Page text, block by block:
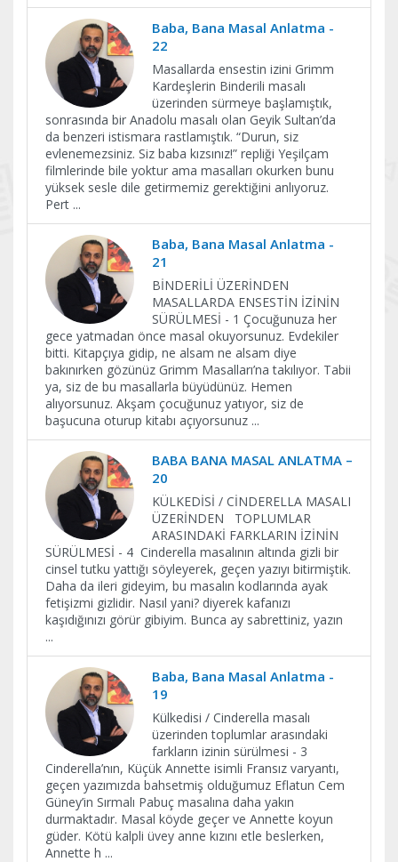
Baba, Bana Masal Anlatma -
22
Masallarda ensestin izini Grimm
Kardeşlerin Binderili masalı
üzerinden sürmeye başlamıştık,
sonrasında bir Anadolu masalı olan Geyik Sultan’da
da benzeri istismara rastlamıştık. “Durun, siz
evlenemezsiniz. Siz baba kızsınız!” repliği Yeşilçam
filmlerinde bile yoktur ama masalları okurken bunu
yüksek sesle dile getirmemiz gerektiğini anlıyoruz.
Pert ...
Baba, Bana Masal Anlatma -
21
BİNDERİLİ ÜZERİNDEN
MASALLARDA ENSESTİN İZİNİN
SÜRÜLMESİ - 1 Çocuğunuza her
gece yatmadan önce masal okuyorsunuz. Evdekiler
bitti. Kitapçıya gidip, ne alsam ne alsam diye
bakınırken gözünüz Grimm Masalları’na takılıyor. Tabii
ya, siz de bu masallarla büyüdünüz. Hemen
alıyorsunuz. Akşam çocuğunuz yatıyor, siz de
başucuna oturup kitabı açıyorsunuz ...
BABA BANA MASAL ANLATMA –
20
KÜLKEDİSİ / CİNDERELLA MASALI
ÜZERİNDEN TOPLUMLAR
ARASINDAKİ FARKLARIN İZİNİN
SÜRÜLMESİ - 4 Cinderella masalının altında gizli bir
cinsel tutku yattığı söyleyerek, geçen yazıyı bitirmiştik.
Daha da ileri gideyim, bu masalın kodlarında ayak
fetişizmi gizlidir. Nasıl yani? diyerek kafanızı
kaşıdığınızı görür gibiyim. Bunca ay sabrettiniz, yazın
...
Baba, Bana Masal Anlatma -
19
Külkedisi / Cinderella masalı
üzerinden toplumlar arasındaki
farkların izinin sürülmesi - 3
Cinderella’nın, Küçük Annette isimli Fransız varyantı,
geçen yazımızda bahsetmiş olduğumuz Eflatun Cem
Güney’in Sırmalı Pabuç masalına daha yakın
durmaktadır. Masal köyde geçer ve Annette koyun
güder. Kötü kalpli üvey anne kızını etle beslerken,
Annette h ...